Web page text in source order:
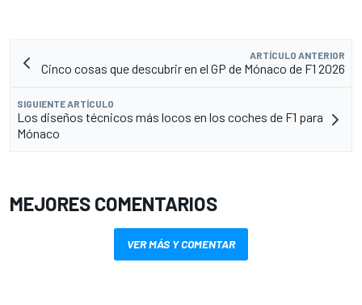
ARTÍCULO ANTERIOR
Cinco cosas que descubrir en el GP de Mónaco de F1 2026
SIGUIENTE ARTÍCULO
Los diseños técnicos más locos en los coches de F1 para
Mónaco
MEJORES COMENTARIOS
VER MÁS Y COMENTAR